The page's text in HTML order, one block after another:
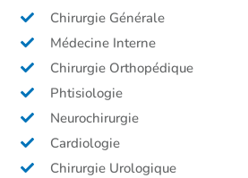
Chirurgie Générale
Médecine Interne
Chirurgie Orthopédique
Phtisiologie
Neurochirurgie
Cardiologie
Chirurgie Urologique